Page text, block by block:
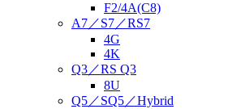
F2/4A(C8)
A7／S7／RS7
4G
4K
Q3／RS Q3
8U
Q5／SQ5／Hybrid